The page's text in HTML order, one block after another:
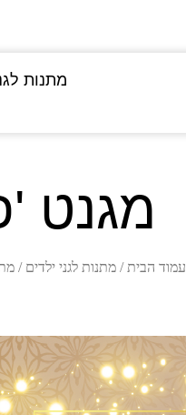
מתנות
מגנט
עמוד הבית /מתנות לגני ילדים /